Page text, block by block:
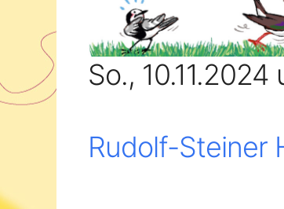
So.,
Rudolf-Steiner